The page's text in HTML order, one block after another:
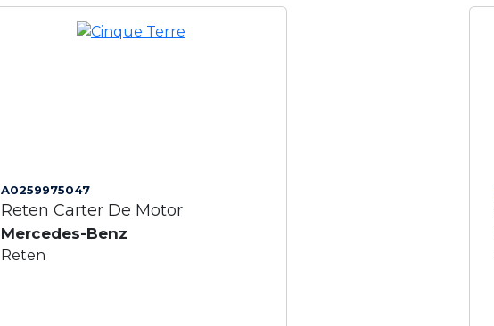
A0259975047
Reten Carter De Motor
Mercedes-Benz
Reten